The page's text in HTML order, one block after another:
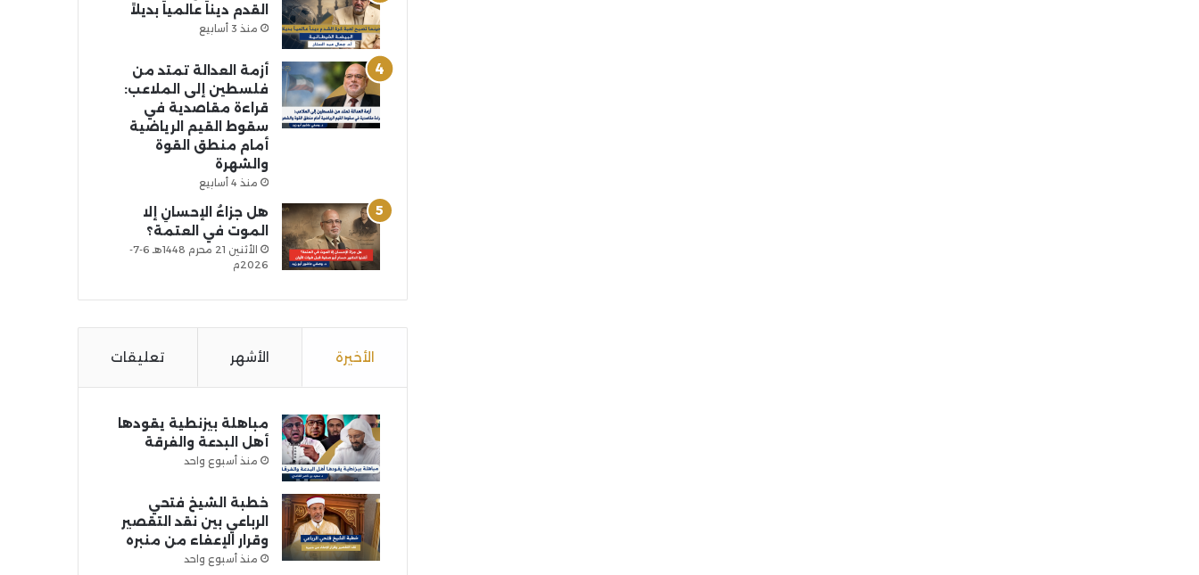
القدم ديناً عالمياً بديلاً
منذ 3 أسابيع
أزمة العدالة تمتد من
فلسطين إلى الملاعب:
قراءة مقاصدية في
سقوط القيم الرياضية
أمام منطق القوة
والشهرة
منذ 4 أسابيع
هل جزاءُ الإحسانِ إلا
الموت في العتمة؟
الأثنين 21 محرم 1448هـ 6-7-
2026م
الأخيرة الأشهر تعليقات
مباهلة بيزنطية يقودها
أهل البدعة والفرقة
منذ أسبوع واحد
خطبة الشيخ فتحي
الرباعي بين نقد التقصير
وقرار الإعفاء من منبره
منذ أسبوع واحد